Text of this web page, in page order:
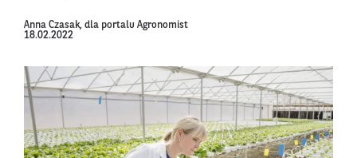
Anna Czasak, dla portalu Agronomist
18.02.2022